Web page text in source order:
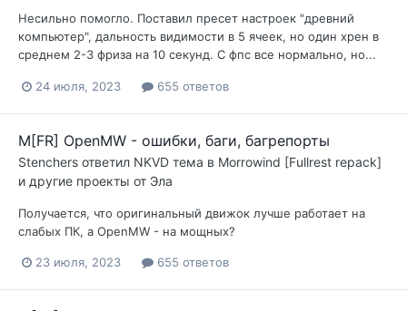
Несильно помогло. Поставил пресет настроек "древний
компьютер", дальность видимости в 5 ячеек, но один хрен в
среднем 2-3 фриза на 10 секунд. С фпс все нормально, но...
24 июля, 2023 655 ответов
M[FR] OpenMW - ошибки, баги, багрепорты
Stenchers ответил NKVD тема в Morrowind [Fullrest repack]
и другие проекты от Эла
Получается, что оригинальный движок лучше работает на
слабых ПК, а OpenMW - на мощных?
23 июля, 2023 655 ответов